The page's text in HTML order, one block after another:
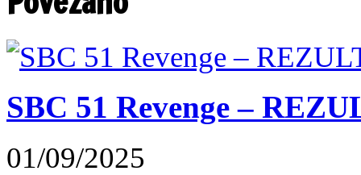
SBC 51 Revenge –
01/09/2025